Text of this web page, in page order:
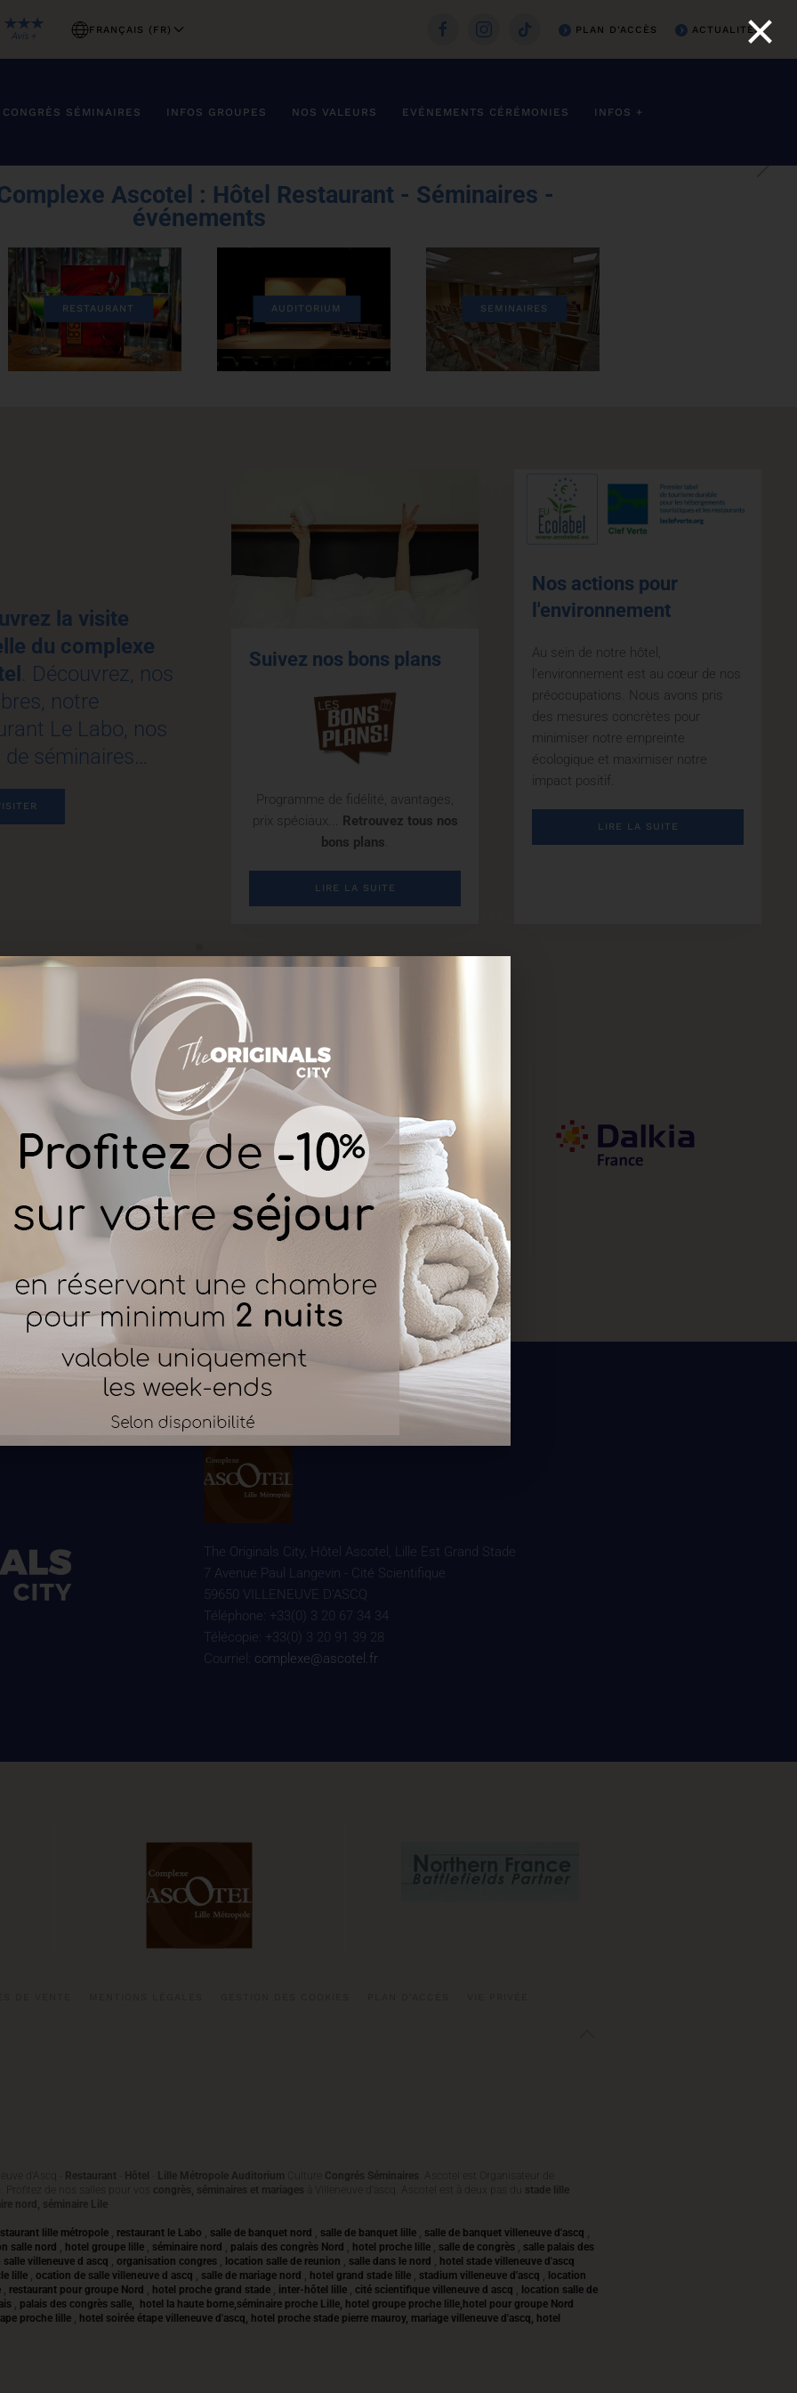
FRANÇAIS (FR) PLAN D'ACCÈS ACTUALITÉS
CONGRÈS SÉMINAIRES INFOS GROUPES NOS VALEURS EVÉNEMENTS CÉRÉMONIES INFOS +
Ascotel : Hôtel Restaurant - Séminaires -
événements
RESTAURANT AUDITORIUM SEMINAIRES
la visite
du complexe
. Découvrez, nos
notre
Le Labo, nos
de séminaires…
Suivez nos bons plans
Programme de fidélité, avantages,
prix spéciaux... Retrouvez tous nos
bons plans.
LIRE LA SUITE
Nos actions pour
l'environnement
Au sein de notre hôtel,
l’environnement est au cœur de nos
préoccupations. Nous avons pris
des mesures concrètes pour
minimiser notre empreinte
écologique et maximiser notre
impact positif.
LIRE LA SUITE
THE ORIGINALS CLUB : PROFITEZ D’EXPERIENCES ET D’AVANTAGES FIDELITE TOUTE L’ANNEE
Ils nous font confiance
The Originals City, Hôtel Ascotel, Lille Est Grand Stade
7 Avenue Paul Langevin - Cité Scientifique
59650 VILLENEUVE D'ASCQ
Téléphone: +33(0) 3 20 67 34 34
Télécopie: +33(0) 3 20 91 39 28
Courriel: complexe@ascotel.fr
d'Ascq - Restaurant Hôtel Lille Métropole Auditorium Culture Congrés Séminaires . Ascotel est Organisateur de
. Profitez de nos salles pour vos congrès, séminaires et mariages à Villeneuve d'ascq. Ascotel est à deux pas du stade lille
nord, séminaire Lile
lille métropole restaurant le Labo salle de banquet nord salle de banquet lille salle de banquet villeneuve d'ascq
salle nord
hotel groupe lille séminaire nord palais des congrès Nord hotel proche lille salle de congrès
salle palais des
villeneuve d ascq
organisation congres location salle de reunion salle dans le nord
hotel stade villeneuve d'ascq
lille
ocation de salle villeneuve d ascq salle de mariage nord hotel grand stade lille stadium villeneuve d'ascq
location
restaurant pour groupe Nord hotel proche grand stade inter-hôtel lille cité scientifique villeneuve d ascq
location salle de
palais des congrès salle, hotel la haute borne,séminaire proche Lille, hotel groupe proche lille,hotel pour groupe Nord
proche lille
hotel soirée étape villeneuve d'ascq, hotel proche stade pierre mauroy, mariage villeneuve d'ascq, hotel
×